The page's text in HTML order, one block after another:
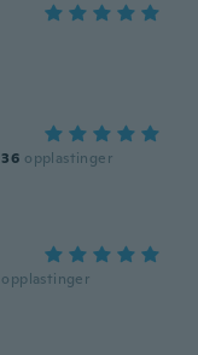
36 opplastinger
opplastinger